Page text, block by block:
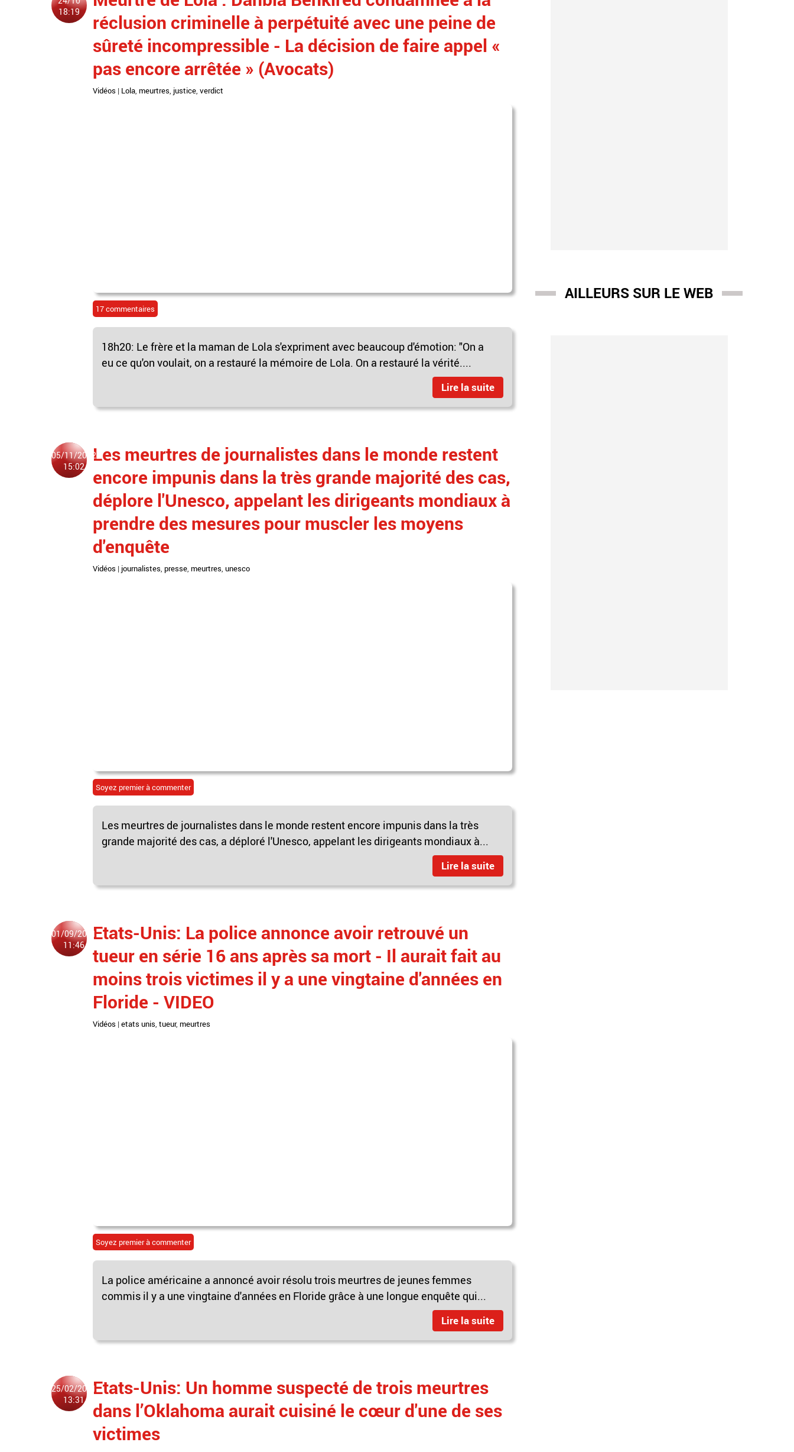
18:19
réclusion criminelle à perpétuité avec une peine de
sûreté incompressible - La décision de faire appel «
pas encore arrêtée » (Avocats)
Vidéos | Lola meurtres justice verdict
17 commentaires
18h20: Le frère et la maman de Lola s'expriment avec beaucoup d'émotion: "On a
eu ce qu'on voulait, on a restauré la mémoire de Lola. On a restauré la vérité....
Lire la suite
05/11/2022
15:02
Les meurtres de journalistes dans le monde restent
encore impunis dans la très grande majorité des cas,
déplore l'Unesco, appelant les dirigeants mondiaux à
prendre des mesures pour muscler les moyens
d'enquête
Vidéos | journalistes, presse, meurtres, unesco
Soyez premier à commenter
Les meurtres de journalistes dans le monde restent encore impunis dans la très
grande majorité des cas, a déploré l'Unesco, appelant les dirigeants mondiaux à...
Lire la suite
01/09/2021
11:46
Etats-Unis: La police annonce avoir retrouvé un
tueur en série 16 ans après sa mort - Il aurait fait au
moins trois victimes il y a une vingtaine d'années en
Floride - VIDEO
Vidéos | etats unis tueur, meurtres
Soyez premier à commenter
La police américaine a annoncé avoir résolu trois meurtres de jeunes femmes
commis il y a une vingtaine d'années en Floride grâce à une longue enquête qui...
Lire la suite
25/02/2021
13:31
Etats-Unis: Un homme suspecté de trois meurtres
dans l’Oklahoma aurait cuisiné le cœur d'une de ses
victimes
AILLEURS SUR LE WEB